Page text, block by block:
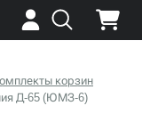
корзин
Д-65 (ЮМЗ-6)